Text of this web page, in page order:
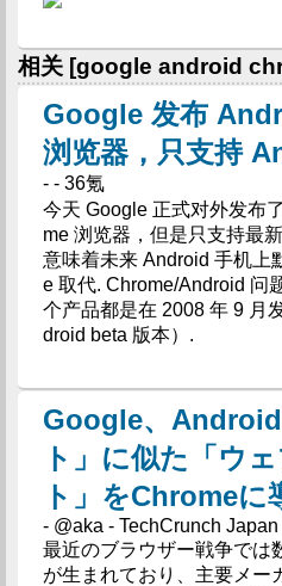
相关 [google android
Google 发布
浏览器，只支持
- - 36氪
今天 Google 正式对外发布
me 浏览器，但是只支持最
意味着未来 Android 手机上
e 取代. Chrome/Android 问
个产品都是在 2008 年 9 月
droid beta 版本）.
Google、
ト」に似た「ウ
ト」をChromeに
- @aka - TechCrunch Japan
最近のブラウザー戦争では
が生まれており、主要メー